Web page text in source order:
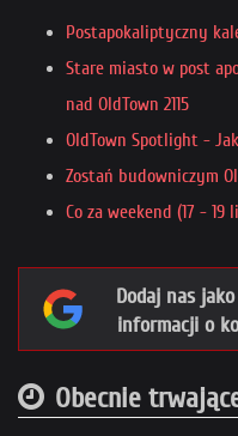
Postapokaliptyczny
Stare miasto w post
nad OldTown 2115
OldTown Spotlight -
Zostań budowniczym
Co za weekend (17 -
Dodaj nas
informacji o
Obecnie